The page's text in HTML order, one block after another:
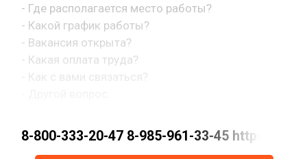
- Где располагается место работы?
- Какой график работы?
- Вакансия открыта?
- Какая оплата труда?
- Как с вами связаться?
8-800-333-20-47 8-985-961-33-45 https://